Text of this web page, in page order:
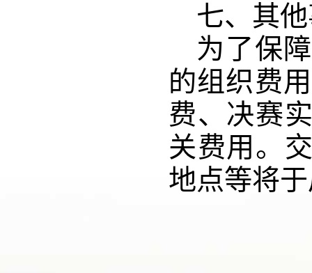
七、其
为了保
的组织费用
费、决赛
关费用。
地点等将于